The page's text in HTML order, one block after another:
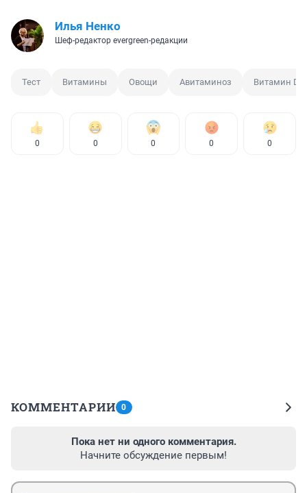
Илья Ненко
Шеф-редактор evergreen-редакции
Тест Витамины Овощи Авитаминоз Витамин D
0 0 0 0 0
КОММЕНТАРИИ 0
Пока нет ни одного комментария.
Начните обсуждение первым!